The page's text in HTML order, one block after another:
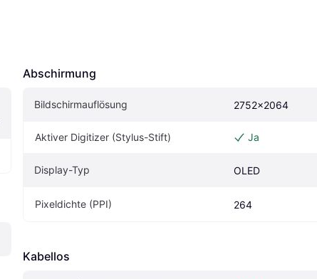
Abschirmung
Bildschirmauflösung 2752x2064
Aktiver Digitizer (Stylus-Stift) Ja
Display-Typ OLED
Pixeldichte (PPI) 264
Kabellos